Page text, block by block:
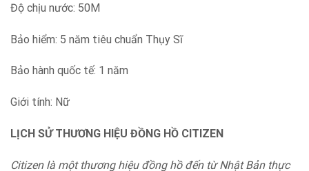
Độ chịu nước: 50M
Bảo hiểm: 5 năm tiêu chuẩn Thụy Sĩ
Bảo hành quốc tế: 1 năm
Giới tính: Nữ
LỊCH SỬ THƯƠNG HIỆU ĐỒNG HỒ CITIZEN
Citizen là một thương hiệu đồng hồ đến từ Nhật Bản thực